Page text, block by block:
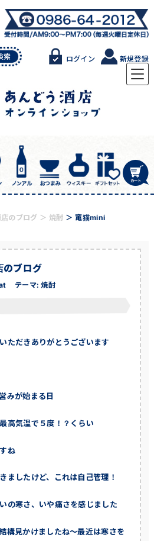
索 ログイン 新規登録
のブログ 焼酎 竃猫mini
のブログ
テーマ:焼酎
ただきありがとうございます
みが始まる日
高気温で５度！？くらい
ね
ましたけど、これは自己管理！
の寒さ、いや痛さを感じました
構見かけましたね～最近は寒さを